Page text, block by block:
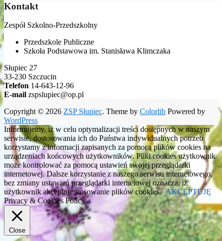
Kontakt
Zespół Szkolno-Przedszkolny
Przedszkole Publiczne
Szkoła Podstawowa im. Stanisława Klimczaka
Słupiec 27
33-230 Szczucin
Telefon 14-643-12-96
E-mail zspslupiec@op.pl
Copyright © 2026 ZSP Słupiec. Theme by Colorlib Powered by
WordPress
Informujemy, iż w celu optymalizacji treści dostępnych w naszym
serwisie, dostosowania ich do Państwa indywidualnych potrzeb
korzystamy z informacji zapisanych za pomocą plików cookies na
urządzeniach końcowych użytkowników. Pliki cookies użytkownik
może kontrolować za pomocą ustawień swojej przeglądarki
internetowej. Dalsze korzystanie z naszego serwisu internetowego,
bez zmiany ustawień przeglądarki internetowej oznacza, iż
użytkownik akceptuje stosowanie plików cookies. AKCEPTUJĘ
Privacy & Cookies Policy
Close